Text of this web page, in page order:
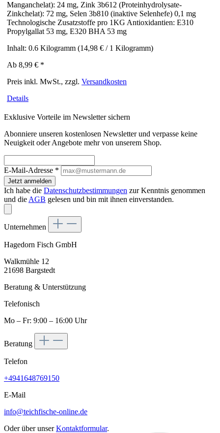
Manganchelat): 24 mg, Zink 3b612 (Proteinhydrolysate-
Zinkchelat): 72 mg, Selen 3b810 (inaktive Selenhefe) 0,1 mg
Technologische Zusatzstoffe pro 1KG Antioxidantien: E310
Propylgallat 53 mg, E320 BHA 53 mg
Inhalt: 0.6 Kilogramm (14,98 € / 1 Kilogramm)
Ab 8,99 € *
Preis inkl. MwSt., zzgl. Versandkosten
Details
Exklusive Vorteile im Newsletter sichern
Abonniere unseren kostenlosen Newsletter und verpasse keine
Neuigkeit oder Angebote mehr von unserem Shop.
E-Mail-Adresse *
Jetzt anmelden
Ich habe die Datenschutzbestimmungen zur Kenntnis genommen
und die AGB gelesen und bin mit ihnen einverstanden.
Unternehmen
Hagedorn Fisch GmbH
Walkmühle 12
21698 Bargstedt
Beratung & Unterstützung
Telefonisch
Mo – Fr: 9:00 – 16:00 Uhr
Beratung
Telefon
+4941648769150
E-Mail
info@teichfische-online.de
Oder über unserKontaktformular.